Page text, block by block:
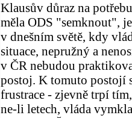
Klausův důraz na
měla ODS "semknout",
v dnešním světě, kdy
situace, nepružný a
v ČR nebudou
postoj. K tomuto postojí
frustrace - zjevně trpí
ne-li letech, vláda